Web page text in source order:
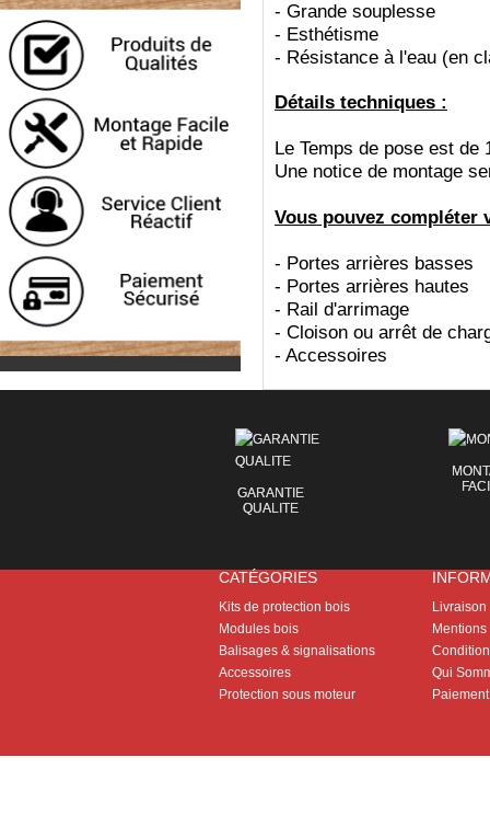
- Grande souplesse
- Esthétisme
- Résistance à l'eau (en
Détails techniques :
Le Temps de pose est de
Une notice de montage
Vous pouvez
- Portes arrières basses
- Portes arrières hautes
- Rail d'arrimage
- Cloison ou arrêt de
- Accessoires
GARANTIE
QUALITE
CATÉGORIES
Kits de protection bois
Modules bois
Balisages & signalisations
Accessoires
Protection sous moteur
Livraison
Qui